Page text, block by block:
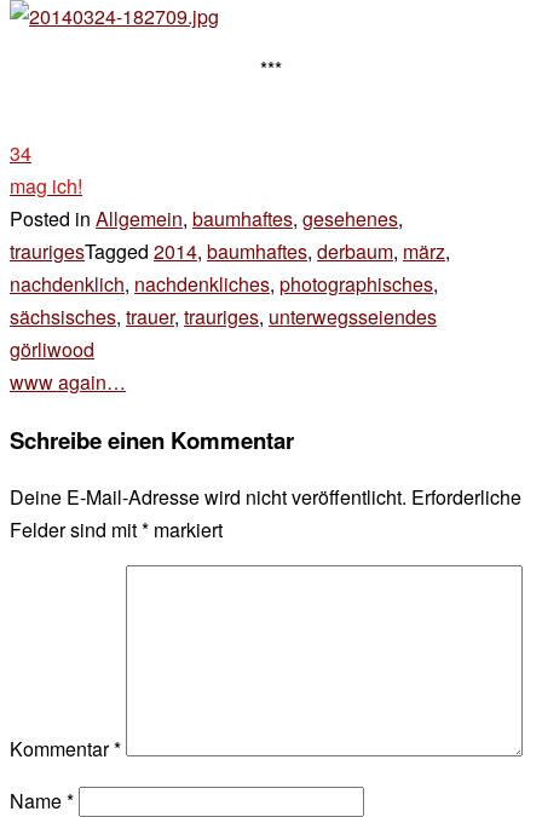
***
34
mag ich!
Posted in Allgemein, baumhaftes, gesehenes,
traurigesTagged 2014, baumhaftes, derbaum, märz,
nachdenklich, nachdenkliches, photographisches,
sächsisches, trauer, trauriges, unterwegsseiendes
Beitragsnavigation
görliwood
www again…
Schreibe einen Kommentar
Deine E-Mail-Adresse wird nicht veröffentlicht. Erforderliche
Felder sind mit* markiert
Kommentar*
Name*